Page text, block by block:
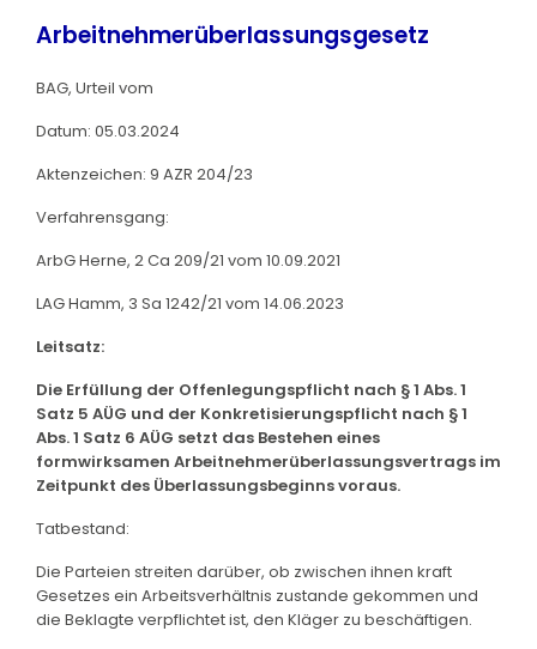
Arbeitnehmerüberlassungsgesetz
BAG, Urteil vom
Datum: 05.03.2024
Aktenzeichen: 9 AZR 204/23
Verfahrensgang:
ArbG Herne, 2 Ca 209/21 vom 10.09.2021
LAG Hamm, 3 Sa 1242/21 vom 14.06.2023
Leitsatz:
Die Erfüllung der Offenlegungspflicht nach § 1 Abs. 1
Satz 5 AÜG und der Konkretisierungspflicht nach § 1
Abs. 1 Satz 6 AÜG setzt das Bestehen eines
formwirksamen Arbeitnehmerüberlassungsvertrags im
Zeitpunkt des Überlassungsbeginns voraus.
Tatbestand:
Die Parteien streiten darüber, ob zwischen ihnen kraft
Gesetzes ein Arbeitsverhältnis zustande gekommen und
die Beklagte verpflichtet ist, den Kläger zu beschäftigen.